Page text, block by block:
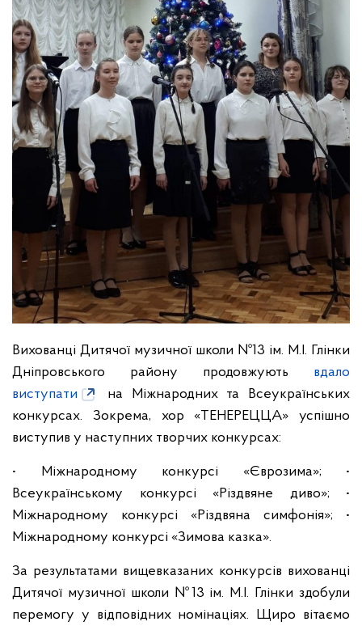
Вихованці Дитячої музичної школи №13 ім. М.І. Глінки
Дніпровського району продовжують вдало
виступати
на Міжнародних та Всеукраїнських
конкурсах. Зокрема, хор «ТЕНЕРЕЦЦА» успішно
виступив у наступних творчих конкурсах:
• Міжнародному конкурсі «Єврозима»; •
Всеукраїнському конкурсі «Різдвяне диво»; •
Міжнародному конкурсі «Різдвяна симфонія»; •
Міжнародному конкурсі «Зимова казка».
За результатами вищевказаних конкурсів вихованці
Дитячої музичної школи №13 ім. М.І. Глінки здобули
перемогу у відповідних номінаціях. Щиро вітаємо